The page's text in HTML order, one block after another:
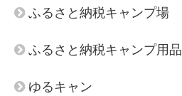
ふるさと納税キャンプ場
ふるさと納税キャンプ用品
ゆるキャン